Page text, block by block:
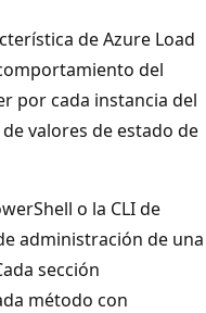
de Azure Load
del
por cada instancia del
valores de estado de
o la CLI de
administración de una
sección
método con